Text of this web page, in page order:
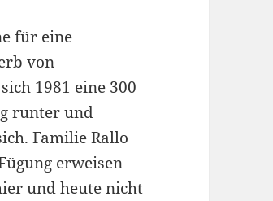
für eine
von
1981 eine 300
runter und
Familie Rallo
erweisen
und heute nicht